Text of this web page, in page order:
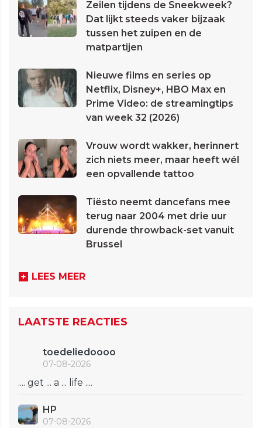
Zeilen tijdens de Sneekweek?
Dat lijkt steeds vaker bijzaak
tussen het zuipen en de
matpartijen
Nieuwe films en series op
Netflix, Disney+, HBO Max en
Prime Video: de streamingtips
van week 32 (2026)
Vrouw wordt wakker, herinnert
zich niets meer, maar heeft wél
een opvallende tattoo
Tiësto neemt dancefans mee
terug naar 2004 met drie uur
durende throwback-set vanuit
Brussel
LEES MEER
LAATSTE REACTIES
toedeliedoooo
07-08-2026
.... get ... a ... life ....
HP
07-08-2026